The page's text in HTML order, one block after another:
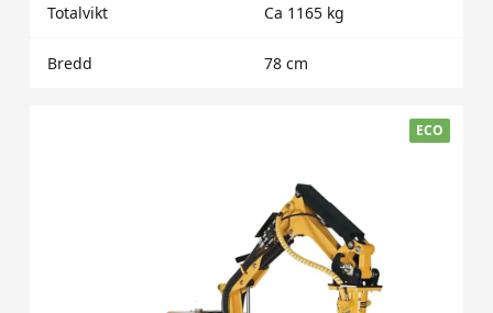
Totalvikt Ca 1165 kg
Bredd 78 cm
ECO